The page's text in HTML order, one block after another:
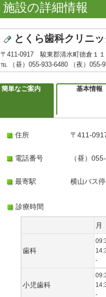
施設の詳細情報
とくら歯科クリニ
〒411-0917 駿東郡清水町徳倉１
℡ （昼）055-933-6480 （夜）055-
簡単なご案内 基本情報
住所 〒411-
電話番号 （昼）
最寄駅 横山バス
診療時間
月
歯科
-
小児歯科
-